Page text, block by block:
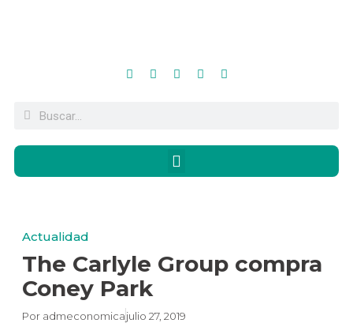
Actualidad
The Carlyle Group compra
Coney Park
Por admeconomicajulio 27, 2019